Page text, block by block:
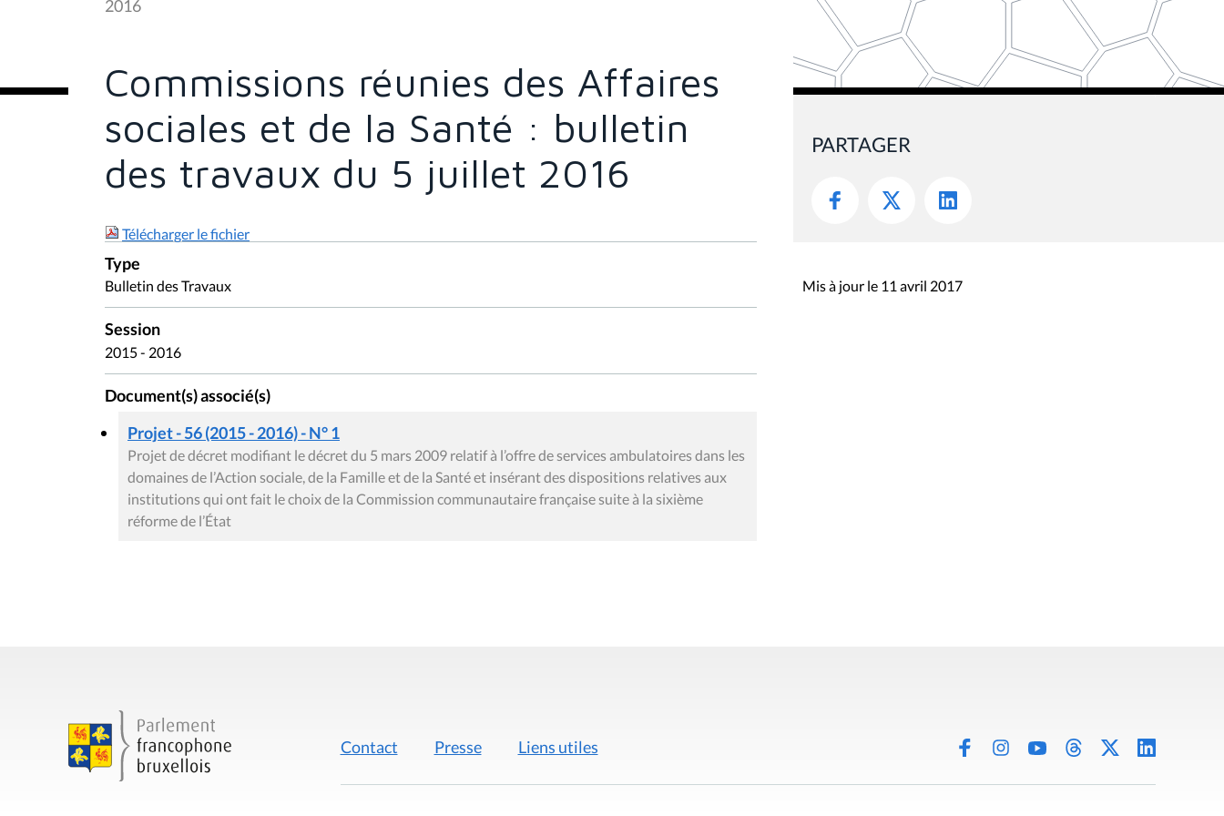
ê
c
:
2016
Commissions réunies des Affaires
sociales et de la Santé : bulletin
des travaux du 5 juillet 2016
Télécharger le fichier
Type
Bulletin des Travaux
Session
2015 - 2016
Document(s) associé(s)
Projet - 56 (2015 - 2016) - N° 1
Projet de décret modifiant le décret du 5 mars 2009 relatif à l’offre de services ambulatoires dans les
domaines de l’Action sociale, de la Famille et de la Santé et insérant des dispositions relatives aux
institutions qui ont fait le choix de la Commission communautaire française suite à la sixième
réforme de l’État
PARTAGER
Mis à jour le 11 avril 2017
Contact Presse Liens utiles